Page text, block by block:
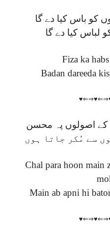
کو باس کیا دے گا
لباس کیا دے گا
Fiza ka
Badan dareeda
کے اصولوں پہ محسن
سے مُکر جاتا ہوں
Chal para hoon main
Main ab apni hi